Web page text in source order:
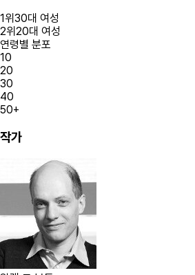
1위 30대 여성
2위 20대 여성
연령별 분포
10
20
30
40
50+
작가